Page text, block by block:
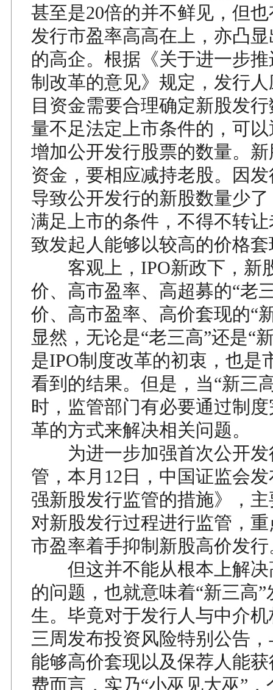
甚至是20倍的并不鲜见，但
发行市盈率高高在上，亦凸
的高企。根据《关于进一步
制改革的意见》规定，发行
目资金需要合理确定新股发
量不足法定上市条件的，可
增加公开发行股票的数量。
资金，要相应减持老股。因
导致公开发行的新股数量少
满足上市的条件，不得不转
致发起人能够以较高的价格
客观上，IPO新政下，新
价、高市盈率、高超募的“老
价、高市盈率、高价套现的“
显然，无论是“老三高”还是“
是IPO制度改革的初衷，也是
看到的结果。但是，当“新三
时，监管部门有必要通过制
革的方式来解决相关问题。
为进一步加强首次公开发
管，本月12日，中国证监会
强新股发行监管的措施》，
对新股发行过程进行监管，
市盈率着手抑制新股高价发行
但这并不能从根本上解决
的问题，也就意味着“新三高
生。毕竟对于发行人与中介
三周发布投资风险特别公告
能够高价套现以及保荐人能
费而言，实乃“小巫见大巫”